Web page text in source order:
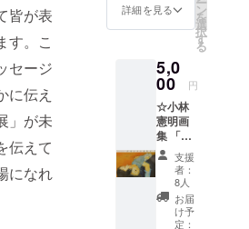
皆が表
す。こ
セージ
に伝え
」が未
伝えて
になれ
記載く
お札 ・
もやい
展オリ
ステッ
カー ・
サンク
スメー
ル ・会
場エン
トラン
スご芳
名掲示
(備考欄
にて掲
示用の
詳細を見る ン
を
選
択
す
る
5,0
00 円
☆小林
憲明画
集 「ダ
キシメ
ルオモ
イ」 小
林氏の
作品を
まとめ
支援
者：
8人
お届
け予
定：